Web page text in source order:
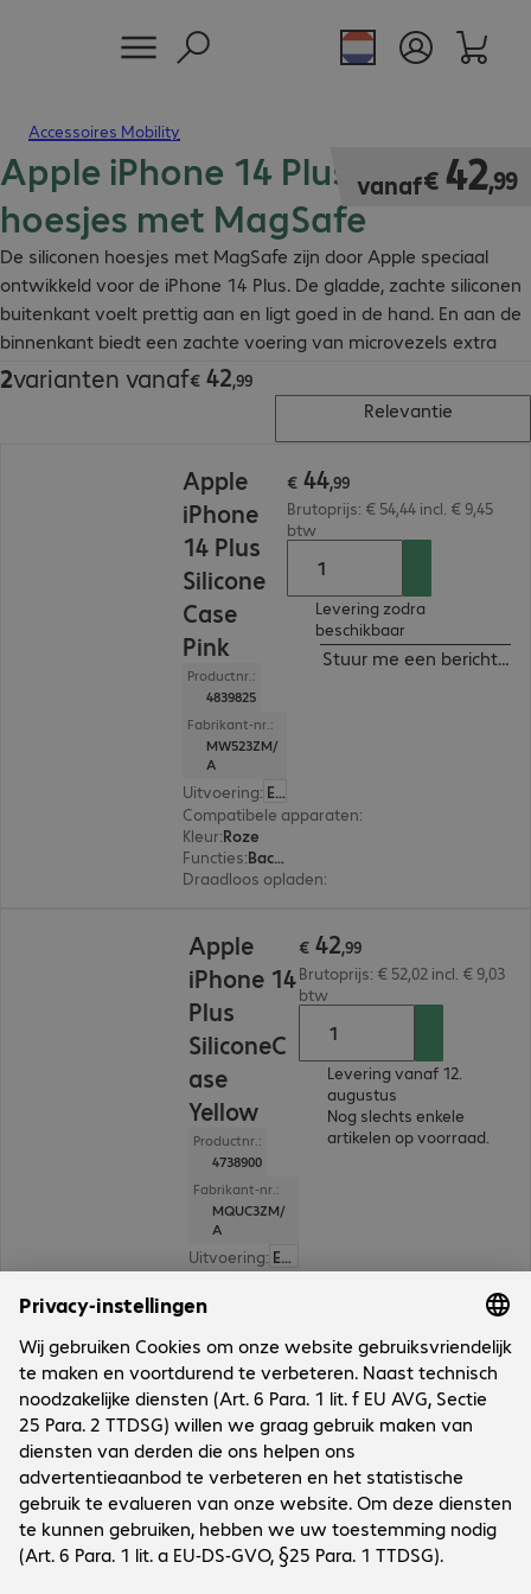
Accessoires Mobility
Apple iPhone 14 Plus siliconen
hoesjes met MagSafe
De siliconen hoesjes met MagSafe zijn door Apple speciaal
ontwikkeld voor de iPhone 14 Plus. De gladde, zachte siliconen
buitenkant voelt prettig aan en ligt goed in de hand. En aan de
binnenkant biedt een zachte voering van microvezels extra
bescherming.
vanaf€ 42,99
€ 42,99
2varianten vanaf€ 42,99
€ 42,99
Relevantie
Apple
iPhone
14 Plus
Silicone
Case
Pink
Productnr.:
4839825
Fabrikant-nr.:
MW523ZM/
A
Uitvoering: Europa
Compatibele apparaten:
Kleur:Roze
Functies:
Back protection
Draadloos opladen:
€ 44,99
Brutoprijs: € 54,44 incl. € 9,45
btw
Levering zodra
beschikbaar
Stuur me een bericht
Apple
iPhone 14
Plus
SiliconeC
ase
Yellow
Productnr.:
4738900
Fabrikant-nr.:
MQUC3ZM/
A
Uitvoering: Europa
Compatibele apparaten:Apple iPhone 14 Plus
Kleur
Draadloos opladen:Ja
€ 42,99
Brutoprijs: € 52,02 incl. € 9,03
btw
Levering vanaf 12.
augustus
Nog slechts enkele
artikelen op voorraad.
2 van 2 resultaten
Toon meer
Onderneming